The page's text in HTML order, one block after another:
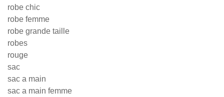
robe chic
robe femme
robe grande taille
robes
rouge
sac
sac a main
sac a main femme